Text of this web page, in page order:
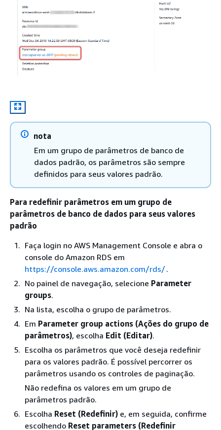
nota
Em um grupo de parâmetros de banco de
dados padrão, os parâmetros são sempre
definidos para seus valores padrão.
Para redefinir parâmetros em um grupo de
parâmetros de banco de dados para seus valores
padrão
Faça login no AWS Management Console e abra o
console do Amazon RDS em
https://console.aws.amazon.com/rds/.
No painel de navegação, selecione Parameter
groups.
Na lista, escolha o grupo de parâmetros.
Em Parameter group actions (Ações do grupo de
parâmetros), escolha Edit (Editar).
Escolha os parâmetros que você deseja redefinir
para os valores padrão. É possível percorrer os
parâmetros usando os controles de paginação.
Não redefina os valores em um grupo de
parâmetros padrão.
Escolha Reset (Redefinir) e, em seguida, confirme
escolhendo Reset parameters (Redefinir